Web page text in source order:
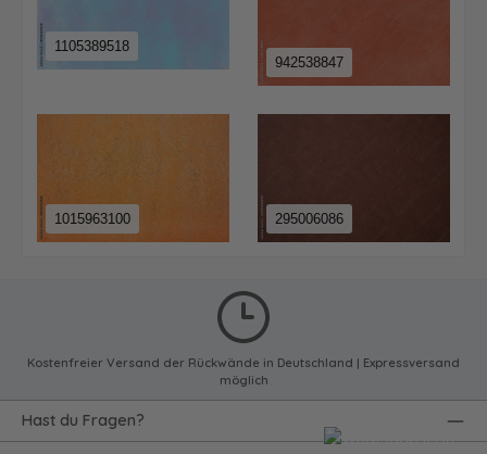
1105389518
942538847
1015963100 295006086
Kostenfreier Versand der Rückwände in Deutschland | Expressversand
möglich
Hast du Fragen?